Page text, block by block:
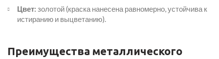
Цвет: золотой (краска нанесена равномерно, устойчива к
истиранию и выцветанию).
Преимущества металлического